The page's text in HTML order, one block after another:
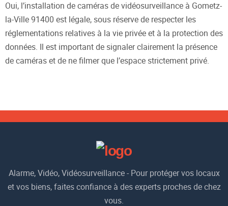
Oui, l’installation de caméras de vidéosurveillance à Gometz-
la-Ville 91400 est légale, sous réserve de respecter les
réglementations relatives à la vie privée et à la protection des
données. Il est important de signaler clairement la présence
de caméras et de ne filmer que l’espace strictement privé.
Alarme, Vidéo, Vidéosurveillance - Pour protéger vos locaux
et vos biens, faites confiance à des experts proches de chez
vous.